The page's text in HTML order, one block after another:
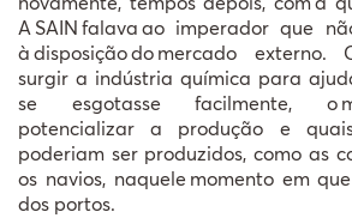
ASAINfalavaao imperador que nã
àdisposiçãodomercado externo.
surgir a indústria química para
se esgotasse facilmente, o
potencializar a produção e
poderiam ser produzidos, como as
os navios, naquele momento em
dos portos.